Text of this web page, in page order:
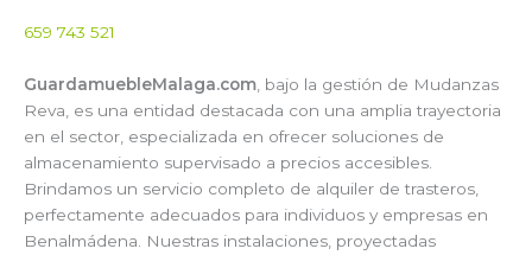
659 743 521
GuardamuebleMalaga.com , bajo la gestión de Mudanzas
Reva, es una entidad destacada con una amplia trayectoria
en el sector, especializada en ofrecer soluciones de
almacenamiento supervisado a precios accesibles.
Brindamos un servicio completo de alquiler de trasteros,
perfectamente adecuados para individuos y empresas en
Benalmádena. Nuestras instalaciones, proyectadas